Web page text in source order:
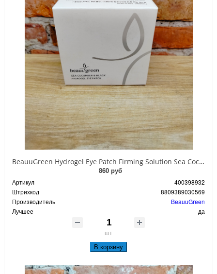
BeauuGreen Hydrogel Eye Patch Firming Solution Sea Cocumber & Black Гидрогелевые патчи для кожи вокруг глаз с экстрактом черного морского огурца 60 шт 90 гр
860 руб
Артикул
400398932
Штрихкод
8809389030569
Производитель
BeauuGreen
Лучшее
да
шт
В корзину